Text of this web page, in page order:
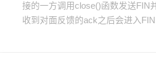
接的一方调用close()函数发送FIN
收到对面反馈的ack之后会进入